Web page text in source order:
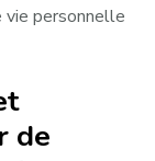
vie personnelle
de